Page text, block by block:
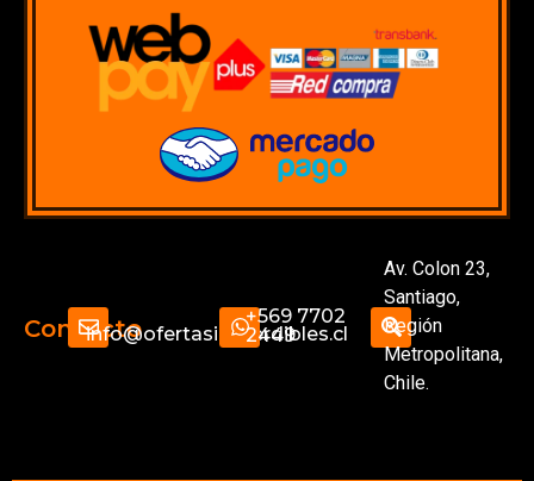
Contactoinfo@ofertasimperdibles.cl
+569 7702
2449
Av. Colon 23,
Santiago,
Región
Metropolitana,
Chile.